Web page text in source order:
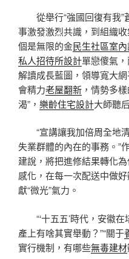
從舉行“強國回復有我
事激發激烈共識，到組織
個是無限的金民生社區室
私人招待所設計單戀傻氣
解讀成長藍圖，領導寬大
會精力老屋翻新 ，情勢多
渴”， 樂齡住宅設計大師聽
“宣講讓我加倍周全地
失業群體的內在的事務。”
建說，將把進修結果轉化
感化，在每一次配送中做
獻“微光”氣力。
“‘十五五’時代，安徽
產上有啥其實舉動？”“關于
實行機制，有哪些無毒建材